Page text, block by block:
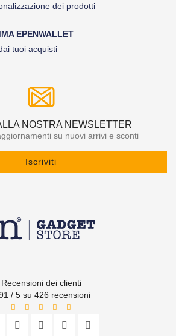
dei prodotti
EPENWALLET
tuoi acquisti
NOSTRA NEWSLETTER
su nuovi arrivi e sconti
Iscriviti
Recensioni dei clienti
/ 5 su 426 recensioni